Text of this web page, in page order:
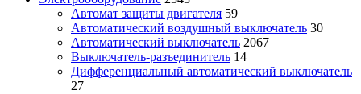
Автомат защиты двигателя 59
Автоматический воздушный выключатель 30
Автоматический выключатель 2067
Выключатель-разъединитель 14
Дифференциальный автоматический выключатель
27